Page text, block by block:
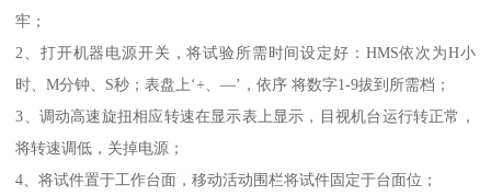
牢；
2、打开机器电源开关，将试验所需时间设定好：HMS依次为H小
时、M分钟、S秒；表盘上‘+、—’，依序 将数字1-9拔到所需档；
3、调动高速旋扭相应转速在显示表上显示，目视机台运行转正常，
将转速调低，关掉电源；
4、将试件置于工作台面，移动活动围栏将试件固定于台面位；